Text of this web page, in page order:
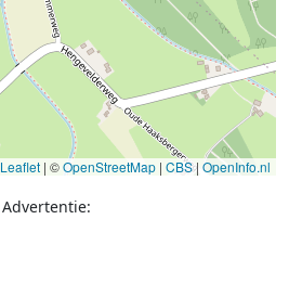
Leaflet | ©OpenStreetMap | CBS| OpenInfo.nl
Advertentie: